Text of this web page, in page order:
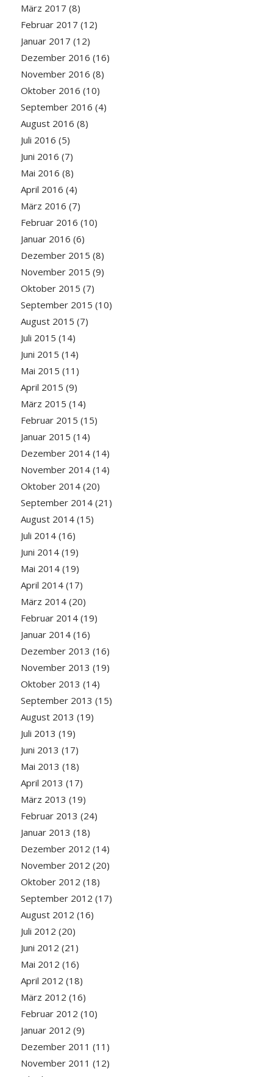
März 2017 (8)
Februar 2017 (12)
Januar 2017 (12)
Dezember 2016 (16)
November 2016 (8)
Oktober 2016 (10)
September 2016 (4)
August 2016 (8)
Juli 2016 (5)
Juni 2016 (7)
Mai 2016 (8)
April 2016 (4)
März 2016 (7)
Februar 2016 (10)
Januar 2016 (6)
Dezember 2015 (8)
November 2015 (9)
Oktober 2015 (7)
September 2015 (10)
August 2015 (7)
Juli 2015 (14)
Juni 2015 (14)
Mai 2015 (11)
April 2015 (9)
März 2015 (14)
Februar 2015 (15)
Januar 2015 (14)
Dezember 2014(14)
November 2014(14)
Oktober 2014(20)
September 2014(21)
August 2014(15)
Juli 2014(16)
Juni 2014(19)
Mai 2014(19)
April 2014(17)
März 2014(20)
Februar 2014(19)
Januar 2014(16)
Dezember 2013 (16)
November 2013 (19)
Oktober 2013 (14)
September 2013 (15)
August 2013 (19)
Juli 2013 (19)
Juni 2013 (17)
Mai 2013 (18)
April 2013 (17)
März 2013 (19)
Februar 2013 (24)
Januar 2013 (18)
Dezember 2012 (14)
November 2012 (20)
Oktober 2012 (18)
September 2012 (17)
August 2012 (16)
Juli 2012 (20)
Juni 2012 (21)
Mai 2012 (16)
April 2012 (18)
März 2012 (16)
Februar 2012 (10)
Januar 2012 (9)
Dezember 2011 (11)
November 2011 (12)